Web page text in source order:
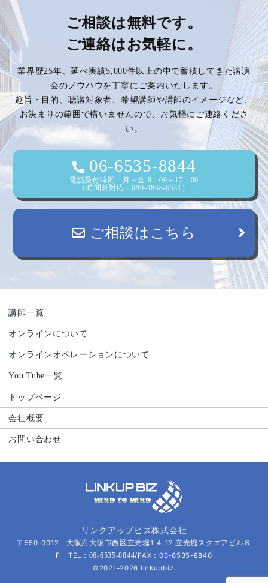
ビ
ゲ
ー
シ
ョ
ン
ご相談は無料です。
ご連絡はお気軽に。
業界歴25年、延べ実績5,000件以上の中で蓄積してきた講演
会のノウハウを丁寧にご案内いたします。
趣旨・目的、聴講対象者、希望講師や講師のイメージなど、
お決まりの範囲で構いませんので、お気軽にご連絡くださ
い。
06-6535-8844
電話受付時間 月～金 9：00～17：00
（時間外対応：090-3868-6531）
ご相談はこちら
講師一覧
オンラインについて
オンラインオペレーションについて
You Tube一覧
トップページ
会社概要
お問い合わせ
リンクアップビズ株式会社
〒550-0012 大阪府大阪市西区立売堀1-4-12 立売堀スクエアビル８
F TEL： 06-6535-8844/FAX：06-6535-8840
©2021-2026 linkupbiz.